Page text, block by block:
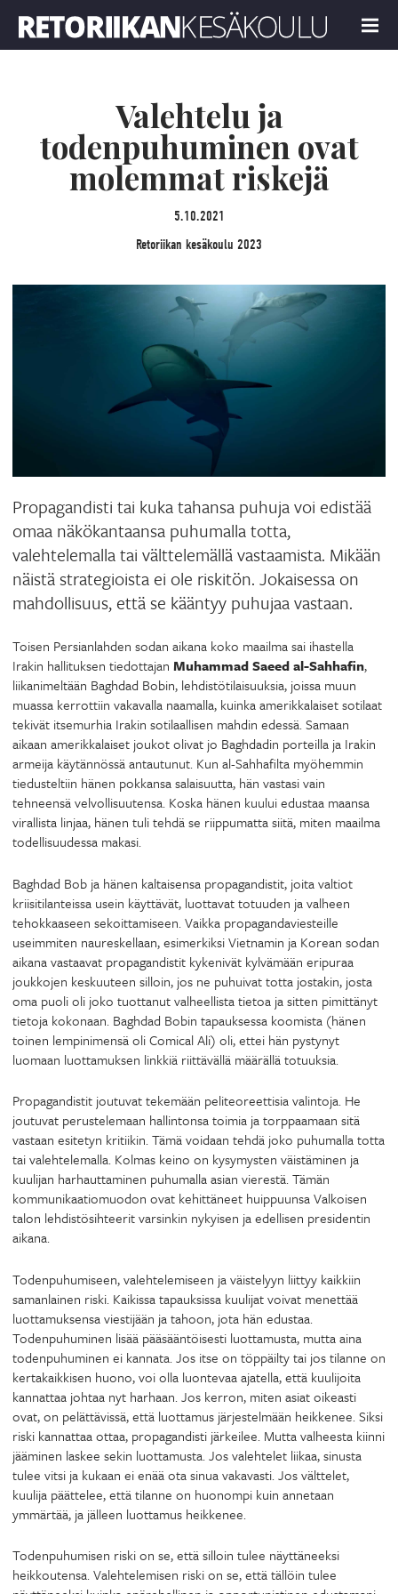
MENU
Valehtelu ja
todenpuhuminen ovat
molemmat riskejä
5.10.2021
Retoriikan kesäkoulu 2023
Propagandisti tai kuka tahansa puhuja voi edistää
omaa näkökantaansa puhumalla totta,
valehtelemalla tai välttelemällä vastaamista. Mikään
näistä strategioista ei ole riskitön. Jokaisessa on
mahdollisuus, että se kääntyy puhujaa vastaan.
Toisen Persianlahden sodan aikana koko maailma sai ihastella
Irakin hallituksen tiedottajan Muhammad Saeed al-Sahhafin,
liikanimeltään Baghdad Bobin, lehdistötilaisuuksia, joissa muun
muassa kerrottiin vakavalla naamalla, kuinka amerikkalaiset sotilaat
tekivät itsemurhia Irakin sotilaallisen mahdin edessä. Samaan
aikaan amerikkalaiset joukot olivat jo Baghdadin porteilla ja Irakin
armeija käytännössä antautunut. Kun al-Sahhafilta myöhemmin
tiedusteltiin hänen pokkansa salaisuutta, hän vastasi vain
tehneensä velvollisuutensa. Koska hänen kuului edustaa maansa
virallista linjaa, hänen tuli tehdä se riippumatta siitä, miten maailma
todellisuudessa makasi.
Baghdad Bob ja hänen kaltaisensa propagandistit, joita valtiot
kriisitilanteissa usein käyttävät, luottavat totuuden ja valheen
tehokkaaseen sekoittamiseen. Vaikka propagandaviesteille
useimmiten naureskellaan, esimerkiksi Vietnamin ja Korean sodan
aikana vastaavat propagandistit kykenivät kylvämään eripuraa
joukkojen keskuuteen silloin, jos ne puhuivat totta jostakin, josta
oma puoli oli joko tuottanut valheellista tietoa ja sitten pimittänyt
tietoja kokonaan. Baghdad Bobin tapauksessa koomista (hänen
toinen lempinimensä oli Comical Ali) oli, ettei hän pystynyt
luomaan luottamuksen linkkiä riittävällä määrällä totuuksia.
Propagandistit joutuvat tekemään peliteoreettisia valintoja. He
joutuvat perustelemaan hallintonsa toimia ja torppaamaan sitä
vastaan esitetyn kritiikin. Tämä voidaan tehdä joko puhumalla totta
tai valehtelemalla. Kolmas keino on kysymysten väistäminen ja
kuulijan harhauttaminen puhumalla asian vierestä. Tämän
kommunikaatiomuodon ovat kehittäneet huippuunsa Valkoisen
talon lehdistösihteerit varsinkin nykyisen ja edellisen presidentin
aikana.
Todenpuhumiseen, valehtelemiseen ja väistelyyn liittyy kaikkiin
samanlainen riski. Kaikissa tapauksissa kuulijat voivat menettää
luottamuksensa viestijään ja tahoon, jota hän edustaa.
Todenpuhuminen lisää pääsääntöisesti luottamusta, mutta aina
todenpuhuminen ei kannata. Jos itse on töppäilty tai jos tilanne on
kertakaikkisen huono, voi olla luontevaa ajatella, että kuulijoita
kannattaa johtaa nyt harhaan. Jos kerron, miten asiat oikeasti
ovat, on pelättävissä, että luottamus järjestelmään heikkenee. Siksi
riski kannattaa ottaa, propagandisti järkeilee. Mutta valheesta kiinni
jääminen laskee sekin luottamusta. Jos valehtelet liikaa, sinusta
tulee vitsi ja kukaan ei enää ota sinua vakavasti. Jos välttelet,
kuulija päättelee, että tilanne on huonompi kuin annetaan
ymmärtää, ja jälleen luottamus heikkenee.
Todenpuhumisen riski on se, että silloin tulee näyttäneeksi
heikkoutensa. Valehtelemisen riski on se, että tällöin tulee